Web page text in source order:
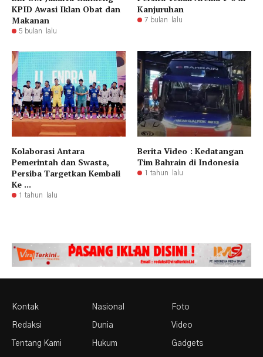
KPID Awasi Iklan Obat dan
Makanan
5 bulan lalu
Kanjuruhan
7 bulan lalu
Kolaborasi Antara
Pemerintah dan Swasta,
Persiba Targetkan Kembali
Ke ...
1 tahun lalu
Berita Video : Kedatangan
Tim Bahrain di Indonesia
1 tahun lalu
Kontak
Redaksi
Tentang Kami
Nasional
Dunia
Hukum
Foto
Video
Gadgets